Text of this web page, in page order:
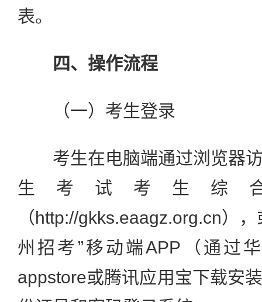
表。
四、操作流程
（一）考生登录
考生在电脑端通过浏览器访
生考试考生综
（http://gkks.eaagz.org.cn）
州招考”移动端APP（通过
appstore或腾讯应用宝下载安